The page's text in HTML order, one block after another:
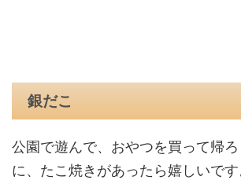
銀だこ
公園で遊んで、おやつを買って帰
に、たこ焼きがあったら嬉しいです